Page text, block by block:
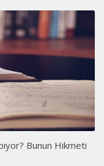
Bunun Hikmeti